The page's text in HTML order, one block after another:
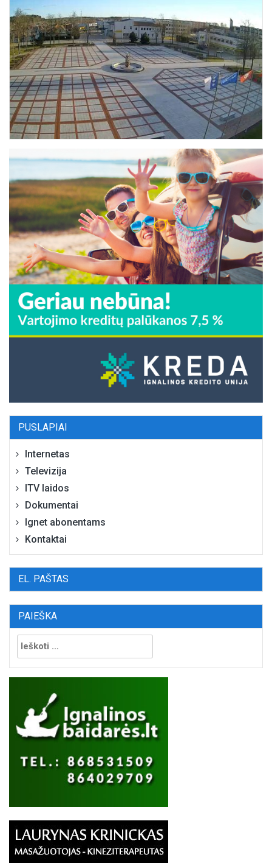
PUSLAPIAI
Internetas
Televizija
ITV laidos
Dokumentai
Ignet abonentams
Kontaktai
EL. PAŠTAS
PAIEŠKA
Ieškoti: